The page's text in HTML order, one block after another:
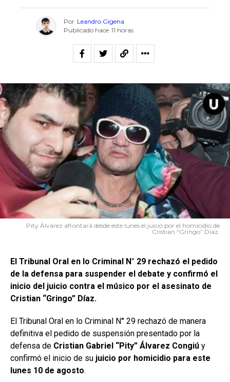
Por Leandro Gigena
Publicado hace 11 horas
Pity Álvarez afrontará desde este lunes el juicio por el homicidio de
Cristian “Gringo” Díaz.
El Tribunal Oral en lo Criminal N° 29 rechazó el pedido
de la defensa para suspender el debate y confirmó el
inicio del juicio contra el músico por el asesinato de
Cristian “Gringo” Díaz.
El Tribunal Oral en lo Criminal N° 29 rechazó de manera
definitiva el pedido de suspensión presentado por la
defensa de Cristian Gabriel “Pity” Álvarez Congiú y
confirmó el inicio de su juicio por homicidio para este
lunes 10 de agosto.